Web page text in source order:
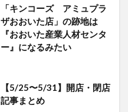
「キンコーズ アミュプラ
ザおおいた店」の跡地は
『おおいた産業人材センタ
ー』になるみたい
【5/25〜5/31】開店・閉店
記事まとめ